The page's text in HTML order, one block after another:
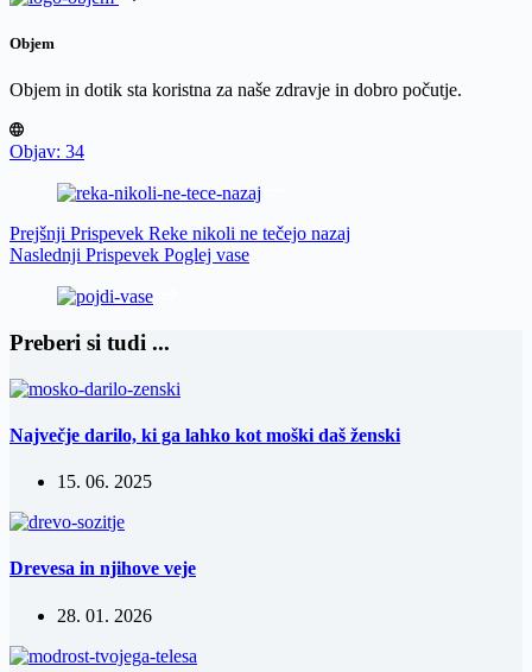
Objem
Objem in dotik sta koristna za naše zdravje in dobro počutje.
Objav: 34
Prejšnji Prispevek Reke nikoli ne tečejo nazaj
Naslednji Prispevek Poglej vase
Preberi si tudi ...
Največje darilo, ki ga lahko kot moški daš ženski
15. 06. 2025
Drevesa in njihove veje
28. 01. 2026